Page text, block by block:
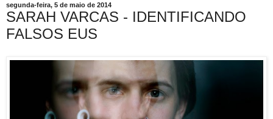
segunda-feira, 5 de maio de 2014
SARAH VARCAS - IDENTIFICANDO
FALSOS EUS